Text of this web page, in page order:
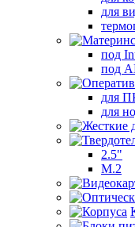
для
под
под
для
для
2.5"
M.2